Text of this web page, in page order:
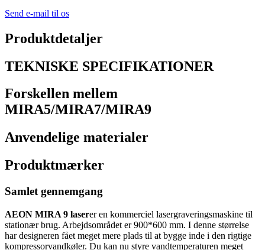
Send e-mail til os
Produktdetaljer
TEKNISKE SPECIFIKATIONER
Forskellen mellem
MIRA5/MIRA7/MIRA9
Anvendelige materialer
Produktmærker
Samlet gennemgang
AEON MIRA 9 laserer en kommerciel lasergraveringsmaskine til
stationær brug. Arbejdsområdet er 900*600 mm. I denne størrelse
har designeren fået meget mere plads til at bygge inde i den rigtige
kompressorvandkøler. Du kan nu styre vandtemperaturen meget